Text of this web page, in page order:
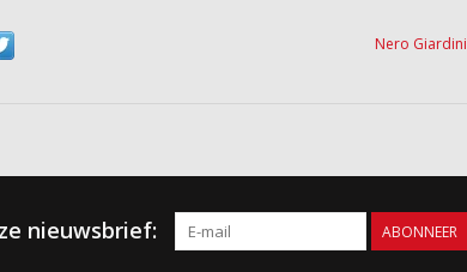
Nero Giardini
nieuwsbrief: ABONNEER